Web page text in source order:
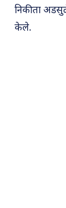
निकीता
केले.